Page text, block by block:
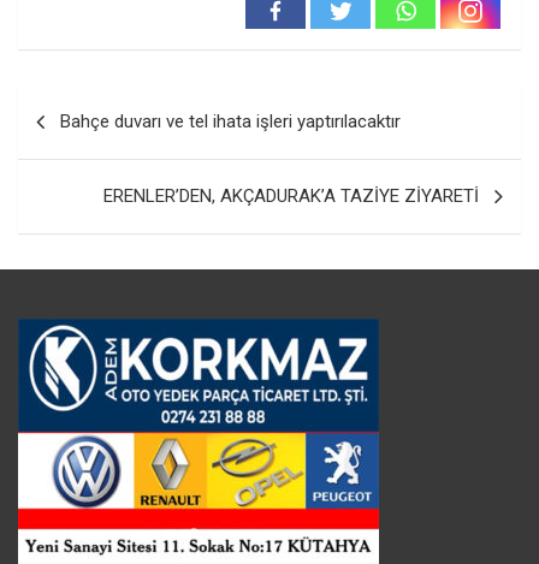
gezinmesi
Bahçe duvarı ve tel ihata işleri yaptırılacaktır
ERENLER’DEN, AKÇADURAK’A TAZİYE ZİYARETİ